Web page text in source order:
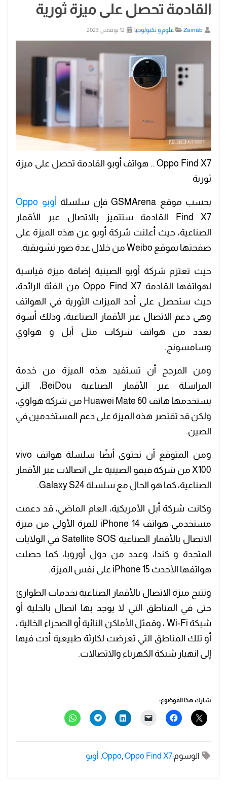
القادمة تحصل على ميزة ثورية
Zainab علوم و تكنولوجيا
Oppo Find X7 .. هواتف أوبو القادمة تحصل على ميزة
ثورية
بحسب موقع GSMArena فإن سلسلة أوبو Oppo
Find X7 القادمة ستتميز بالاتصال عبر الأقمار
الصناعية، حيث أعلنت شركة أوبو عن هذه الميزة على
صفحتها بموقع Weibo من خلال عدة صور تشويقية.
حيث تعتزم شركة أوبو الصينية إضافة ميزة قياسية
لهواتفها القادمة Oppo Find X7 من الفئة الرائدة،
حيث ستحصل على أحد الميزات الثورية في الهواتف
وهي دعم الاتصال عبر الأقمار الصناعية، وذلك أسوة
بعدد من هواتف شركات مثل أبل و هواوي
وسامسونج.
ومن المرجح أن تستفيد هذه الميزة من خدمة
المراسلة عبر الأقمار الصناعية BeiDou، التي
يستخدمها هاتف Huawei Mate 60 من شركة هواوي،
ولكن قد تقتصر هذه الميزة على دعم المستخدمين في
الصين.
ومن المتوقع أن تحتوي أيضًا سلسلة هواتف vivo
X100 من شركة فيفو الصينية على اتصالات عبر الأقمار
الصناعية، كما هو الحال مع سلسلة Galaxy S24.
وكانت شركة أبل الأمريكية، العام الماضي، قد دعمت
مستخدمي هواتف iPhone 14 للمرة الأولى من ميزة
الاتصال بالأقمار الصناعية Satellite SOS في الولايات
المتحدة و كندا، وعدد من دول أوروبا، كما حصلت
هواتفها الأحدث iPhone 15 على نفس الميزة.
وتتيح ميزة الاتصال بالأقمار الصناعية بخدمات الطوارئ
حتى في المناطق التي لا يوجد بها اتصال بالخلية أو
شبكة Wi-Fi ، وقمثل الأماكن النائية أو الصحراء الخالية ،
أو تلك المناطق التي تعرضت لكارثة طبيعية أدت فيها
إلى انهيار شبكة الكهرباء والاتصالات.
شارك هذا الموضوع:
الوسوم: Oppo, Oppo Find X7
, أوبو